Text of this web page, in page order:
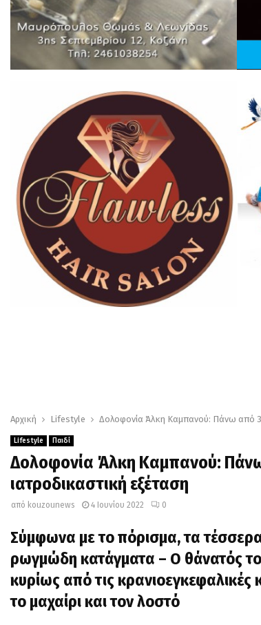
Αρχική Lifestyle Δολοφονία Άλκη Καμπανού: Πάνω από
Lifestyle Παιδί
Δολοφονία Άλκη Καμπανού:
ιατροδικαστική εξέταση
από kouzounews 4 Ιουνίου 2022 0
Σύμφωνα με το πόρισμα, τα
ρωγμώδη κατάγματα – O θάνατός
κυρίως από τις
το μαχαίρι και τον λοστό